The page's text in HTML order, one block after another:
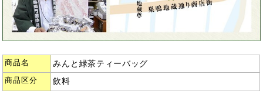
商品名 みんと緑茶ティーバッグ
商品区分 飲料